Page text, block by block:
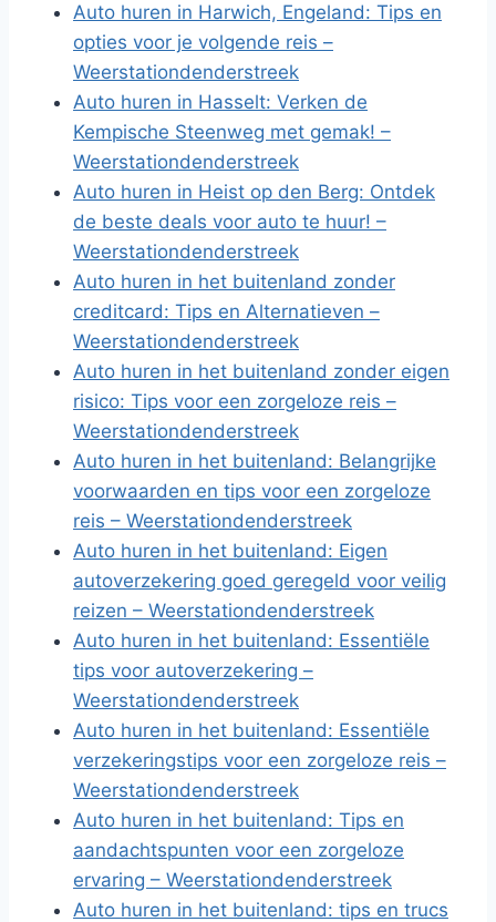
Auto huren in Harwich, Engeland: Tips en
opties voor je volgende reis –
Weerstationdenderstreek
Auto huren in Hasselt: Verken de
Kempische Steenweg met gemak! –
Weerstationdenderstreek
Auto huren in Heist op den Berg: Ontdek
de beste deals voor auto te huur! –
Weerstationdenderstreek
Auto huren in het buitenland zonder
creditcard: Tips en Alternatieven –
Weerstationdenderstreek
Auto huren in het buitenland zonder eigen
risico: Tips voor een zorgeloze reis –
Weerstationdenderstreek
Auto huren in het buitenland: Belangrijke
voorwaarden en tips voor een zorgeloze
reis – Weerstationdenderstreek
Auto huren in het buitenland: Eigen
autoverzekering goed geregeld voor veilig
reizen – Weerstationdenderstreek
Auto huren in het buitenland: Essentiële
tips voor autoverzekering –
Weerstationdenderstreek
Auto huren in het buitenland: Essentiële
verzekeringstips voor een zorgeloze reis –
Weerstationdenderstreek
Auto huren in het buitenland: Tips en
aandachtspunten voor een zorgeloze
ervaring – Weerstationdenderstreek
Auto huren in het buitenland: tips en trucs